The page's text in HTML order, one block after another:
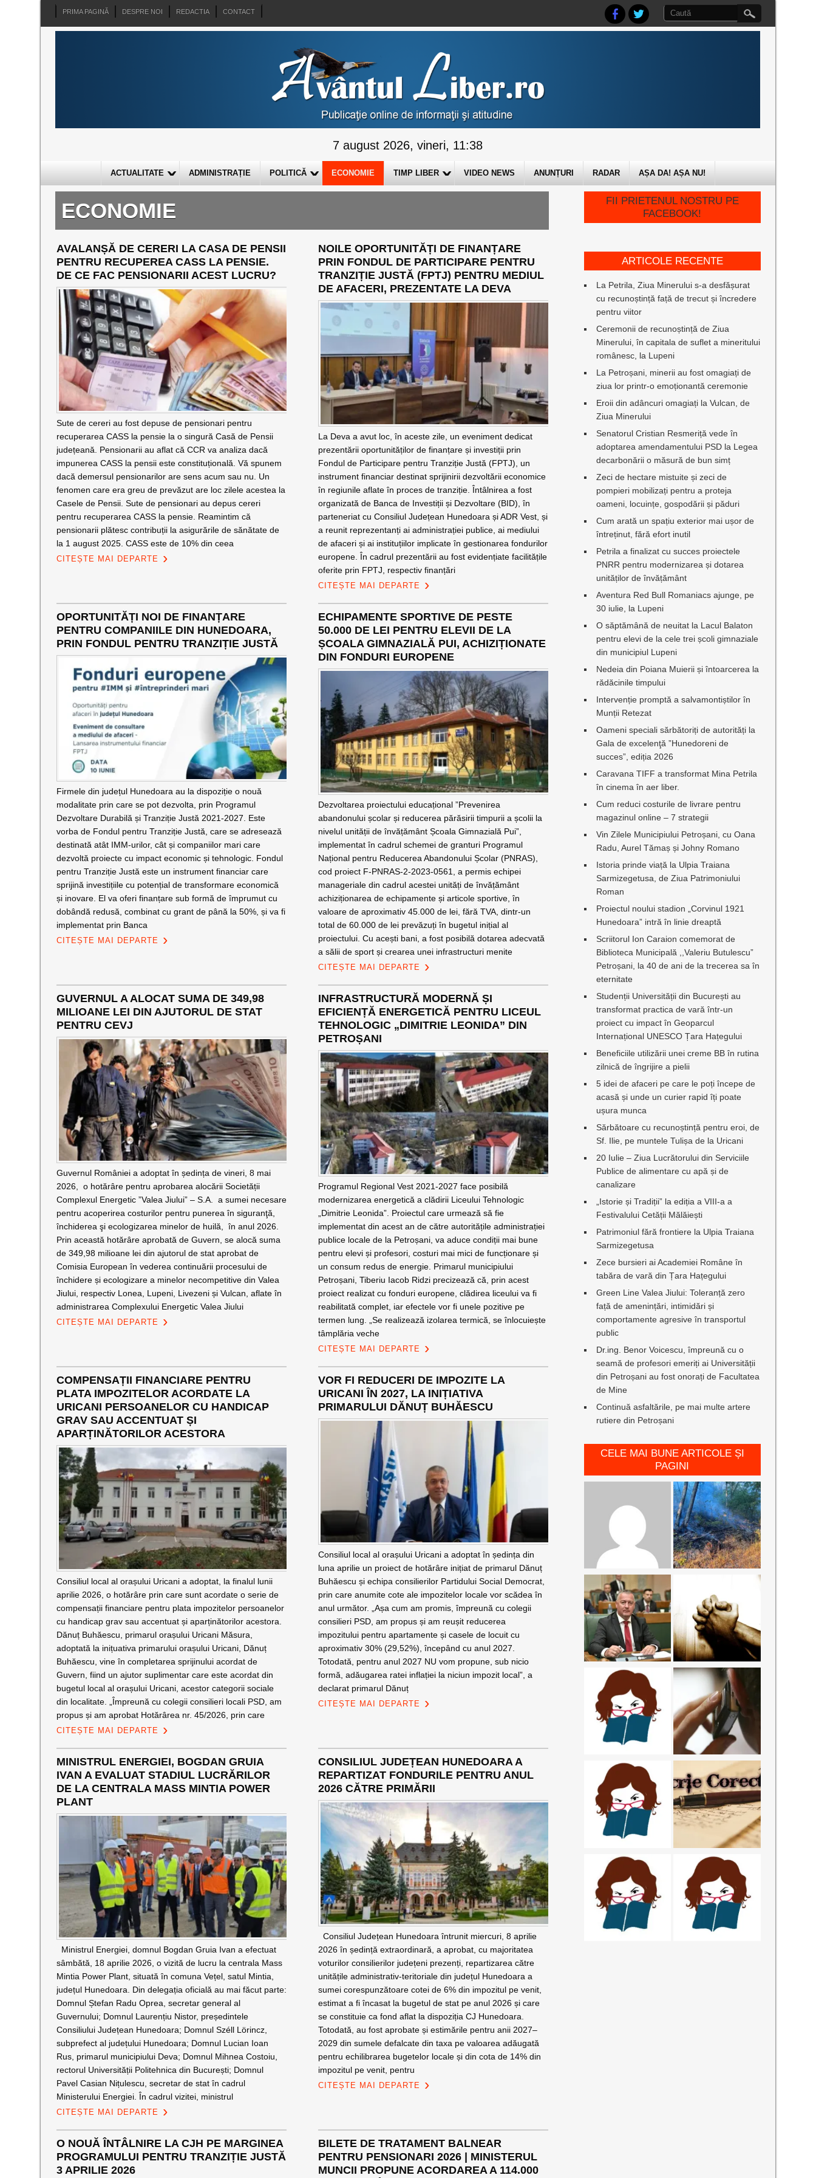
PRIMA PAGINĂ DESPRE NOI REDACTIA CONTACT
7 august 2026, vineri, 11:38
ACTUALITATE ADMINISTRAȚIE POLITICĂ ECONOMIE TIMP LIBER VIDEO NEWS ANUNȚURI RADAR AȘA DA! AȘA NU!
ECONOMIE
AVALANȘĂ DE CERERI LA CASA DE PENSII
PENTRU RECUPEREA CASS LA PENSIE.
DE CE FAC PENSIONARII ACEST LUCRU?
Sute de cereri au fost depuse de pensionari pentru
recuperarea CASS la pensie la o singură Casă de Pensii
județeană. Pensionarii au aflat că CCR va analiza dacă
impunerea CASS la pensii este constituțională. Vă spunem
dacă demersul pensionarilor are sens acum sau nu. Un
fenomen care era greu de prevăzut are loc zilele acestea la
Casele de Pensii. Sute de pensionari au depus cereri
pentru recuperarea CASS la pensie. Reamintim că
pensionarii plătesc contribuții la asigurările de sănătate de
la 1 august 2025. CASS este de 10% din ceea
CITEȘTE MAI DEPARTE
NOILE OPORTUNITĂȚI DE FINANȚARE
PRIN FONDUL DE PARTICIPARE PENTRU
TRANZIȚIE JUSTĂ (FPTJ) PENTRU MEDIUL
DE AFACERI, PREZENTATE LA DEVA
La Deva a avut loc, în aceste zile, un eveniment dedicat
prezentării oportunităților de finanțare și investiții prin
Fondul de Participare pentru Tranziție Justă (FPTJ), un
instrument financiar destinat sprijinirii dezvoltării economice
în regiunile aflate în proces de tranziție. Întâlnirea a fost
organizată de Banca de Investiții și Dezvoltare (BID), în
parteneriat cu Consiliul Județean Hunedoara și ADR Vest, și
a reunit reprezentanți ai administrației publice, ai mediului
de afaceri și ai instituțiilor implicate în gestionarea fondurilor
europene. În cadrul prezentării au fost evidențiate facilitățile
oferite prin FPTJ, respectiv finanțări
CITEȘTE MAI DEPARTE
OPORTUNITĂȚI NOI DE FINANȚARE
PENTRU COMPANIILE DIN HUNEDOARA,
PRIN FONDUL PENTRU TRANZIȚIE JUSTĂ
Firmele din județul Hunedoara au la dispoziție o nouă
modalitate prin care se pot dezvolta, prin Programul
Dezvoltare Durabilă și Tranziție Justă 2021-2027. Este
vorba de Fondul pentru Tranziție Justă, care se adresează
destinată atât IMM-urilor, cât și companiilor mari care
dezvoltă proiecte cu impact economic și tehnologic. Fondul
pentru Tranziție Justă este un instrument financiar care
sprijină investițiile cu potențial de transformare economică
și inovare. El va oferi finanțare sub formă de împrumut cu
dobândă redusă, combinat cu grant de până la 50%, și va fi
implementat prin Banca
CITEȘTE MAI DEPARTE
ECHIPAMENTE SPORTIVE DE PESTE
50.000 DE LEI PENTRU ELEVII DE LA
ȘCOALA GIMNAZIALĂ PUI, ACHIZIȚIONATE
DIN FONDURI EUROPENE
Dezvoltarea proiectului educațional ”Prevenirea
abandonului școlar și reducerea părăsirii timpurii a școlii la
nivelul unității de învățământ Școala Gimnazială Pui”,
implementat în cadrul schemei de granturi Programul
Național pentru Reducerea Abandonului Școlar (PNRAS),
cod proiect F-PNRAS-2-2023-0561, a permis echipei
manageriale din cadrul acestei unități de învățământ
achiziționarea de echipamente și articole sportive, în
valoare de aproximativ 45.000 de lei, fără TVA, dintr-un
total de 60.000 de lei prevăzuți în bugetul inițial al
proiectului. Cu acești bani, a fost posibilă dotarea adecvată
a sălii de sport și crearea unei infrastructuri menite
CITEȘTE MAI DEPARTE
GUVERNUL A ALOCAT SUMA DE 349,98
MILIOANE LEI DIN AJUTORUL DE STAT
PENTRU CEVJ
Guvernul României a adoptat în ședința de vineri, 8 mai
2026, o hotărâre pentru aprobarea alocării Societății
Complexul Energetic ”Valea Jiului” – S.A. a sumei necesare
pentru acoperirea costurilor pentru punerea în siguranţă,
închiderea şi ecologizarea minelor de huilă, în anul 2026.
Prin această hotărâre aprobată de Guvern, se alocă suma
de 349,98 milioane lei din ajutorul de stat aprobat de
Comisia European în vederea continuării procesului de
închidere și ecologizare a minelor necompetitive din Valea
Jiului, respectiv Lonea, Lupeni, Livezeni și Vulcan, aflate în
administrarea Complexului Energetic Valea Jiului
CITEȘTE MAI DEPARTE
INFRASTRUCTURĂ MODERNĂ ȘI
EFICIENȚĂ ENERGETICĂ PENTRU LICEUL
TEHNOLOGIC „DIMITRIE LEONIDA” DIN
PETROȘANI
Programul Regional Vest 2021-2027 face posibilă
modernizarea energetică a clădirii Liceului Tehnologic
„Dimitrie Leonida”. Proiectul care urmează să fie
implementat din acest an de către autoritățile administrației
publice locale de la Petroșani, va aduce condiții mai bune
pentru elevi și profesori, costuri mai mici de funcționare și
un consum redus de energie. Primarul municipiului
Petroșani, Tiberiu Iacob Ridzi precizează că, prin acest
proiect realizat cu fonduri europene, clădirea liceului va fi
reabilitată complet, iar efectele vor fi unele pozitive pe
termen lung. „Se realizează izolarea termică, se înlocuiește
tâmplăria veche
CITEȘTE MAI DEPARTE
COMPENSAȚII FINANCIARE PENTRU
PLATA IMPOZITELOR ACORDATE LA
URICANI PERSOANELOR CU HANDICAP
GRAV SAU ACCENTUAT ȘI
APARȚINĂTORILOR ACESTORA
Consiliul local al orașului Uricani a adoptat, la finalul lunii
aprilie 2026, o hotărâre prin care sunt acordate o serie de
compensații financiare pentru plata impozitelor persoanelor
cu handicap grav sau accentuat și aparținătorilor acestora.
Dănuț Buhăescu, primarul orașului Uricani Măsura,
adoptată la inițuativa primarului orașului Uricani, Dănuț
Buhăescu, vine în completarea sprijinului acordat de
Guvern, fiind un ajutor suplimentar care este acordat din
bugetul local al orașului Uricani, acestor categorii sociale
din localitate. „Împreună cu colegii consilieri locali PSD, am
propus și am aprobat Hotărârea nr. 45/2026, prin care
CITEȘTE MAI DEPARTE
VOR FI REDUCERI DE IMPOZITE LA
URICANI ÎN 2027, LA INIȚIATIVA
PRIMARULUI DĂNUȚ BUHĂESCU
Consiliul local al orașului Uricani a adoptat în ședința din
luna aprilie un proiect de hotărâre inițiat de primarul Dănuț
Buhăescu și echipa consilierilor Partidului Social Democrat,
prin care anumite cote ale impozitelor locale vor scădea în
anul următor. „Așa cum am promis, împreună cu colegii
consilieri PSD, am propus și am reușit reducerea
impozitului pentru apartamente și casele de locuit cu
aproximativ 30% (29,52%), începând cu anul 2027.
Totodată, pentru anul 2027 NU vom propune, sub nicio
formă, adăugarea ratei inflației la niciun impozit local”, a
declarat primarul Dănuț
CITEȘTE MAI DEPARTE
MINISTRUL ENERGIEI, BOGDAN GRUIA
IVAN A EVALUAT STADIUL LUCRĂRILOR
DE LA CENTRALA MASS MINTIA POWER
PLANT
Ministrul Energiei, domnul Bogdan Gruia Ivan a efectuat
sâmbătă, 18 aprilie 2026, o vizită de lucru la centrala Mass
Mintia Power Plant, situată în comuna Vețel, satul Mintia,
județul Hunedoara. Din delegația oficială au mai făcut parte:
Domnul Ștefan Radu Oprea, secretar general al
Guvernului; Domnul Laurențiu Nistor, președintele
Consiliului Județean Hunedoara; Domnul Széll Lörincz,
subprefect al județului Hunedoara; Domnul Lucian Ioan
Rus, primarul municipiului Deva; Domnul Mihnea Costoiu,
rectorul Universității Politehnica din București; Domnul
Pavel Casian Nițulescu, secretar de stat în cadrul
Ministerului Energiei. În cadrul vizitei, ministrul
CITEȘTE MAI DEPARTE
CONSILIUL JUDEȚEAN HUNEDOARA A
REPARTIZAT FONDURILE PENTRU ANUL
2026 CĂTRE PRIMĂRII
Consiliul Județean Hunedoara întrunit miercuri, 8 aprilie
2026 în ședință extraordinară, a aprobat, cu majoritatea
voturilor consilierilor județeni prezenți, repartizarea către
unitățile administrativ-teritoriale din județul Hunedoara a
sumei corespunzătoare cotei de 6% din impozitul pe venit,
estimat a fi încasat la bugetul de stat pe anul 2026 și care
se constituie ca fond aflat la dispoziția CJ Hunedoara.
Totodată, au fost aprobate și estimările pentru anii 2027–
2029 din sumele defalcate din taxa pe valoarea adăugată
pentru echilibrarea bugetelor locale și din cota de 14% din
impozitul pe venit, pentru
CITEȘTE MAI DEPARTE
O NOUĂ ÎNTÂLNIRE LA CJH PE MARGINEA
PROGRAMULUI PENTRU TRANZIȚIE JUSTĂ
3 APRILIE 2026
BILETE DE TRATAMENT BALNEAR
PENTRU PENSIONARI 2026 | MINISTERUL
MUNCII PROPUNE ACORDAREA A 114.000
FII PRIETENUL NOSTRU PE
FACEBOOK!
ARTICOLE RECENTE
La Petrila, Ziua Minerului s-a desfășurat
cu recunoștință față de trecut și încredere
pentru viitor
Ceremonii de recunoștință de Ziua
Minerului, în capitala de suflet a mineritului
românesc, la Lupeni
La Petroșani, minerii au fost omagiați de
ziua lor printr-o emoționantă ceremonie
Eroii din adâncuri omagiați la Vulcan, de
Ziua Minerului
Senatorul Cristian Resmeriță vede în
adoptarea amendamentului PSD la Legea
decarbonării o măsură de bun simț
Zeci de hectare mistuite și zeci de
pompieri mobilizați pentru a proteja
oameni, locuințe, gospodării și păduri
Cum arată un spațiu exterior mai ușor de
întreținut, fără efort inutil
Petrila a finalizat cu succes proiectele
PNRR pentru modernizarea și dotarea
unităților de învățământ
Aventura Red Bull Romaniacs ajunge, pe
30 iulie, la Lupeni
O săptămână de neuitat la Lacul Balaton
pentru elevi de la cele trei școli gimnaziale
din municipiul Lupeni
Nedeia din Poiana Muierii și întoarcerea la
rădăcinile timpului
Intervenție promptă a salvamontiștilor în
Munții Retezat
Oameni speciali sărbătoriți de autorități la
Gala de excelenţă ”Hunedoreni de
succes”, ediția 2026
Caravana TIFF a transformat Mina Petrila
în cinema în aer liber.
Cum reduci costurile de livrare pentru
magazinul online – 7 strategii
Vin Zilele Municipiului Petroșani, cu Oana
Radu, Aurel Tămaș și Johny Romano
Istoria prinde viață la Ulpia Traiana
Sarmizegetusa, de Ziua Patrimoniului
Roman
Proiectul noului stadion „Corvinul 1921
Hunedoara” intră în linie dreaptă
Scriitorul Ion Caraion comemorat de
Biblioteca Municipală ,,Valeriu Butulescu”
Petroșani, la 40 de ani de la trecerea sa în
eternitate
Studenții Universității din București au
transformat practica de vară într-un
proiect cu impact în Geoparcul
Internațional UNESCO Țara Hațegului
Beneficiile utilizării unei creme BB în rutina
zilnică de îngrijire a pielii
5 idei de afaceri pe care le poți începe de
acasă și unde un curier rapid îți poate
ușura munca
Sărbătoare cu recunoștință pentru eroi, de
Sf. Ilie, pe muntele Tulișa de la Uricani
20 Iulie – Ziua Lucrătorului din Serviciile
Publice de alimentare cu apă și de
canalizare
„Istorie și Tradiții” la ediția a VIII-a a
Festivalului Cetății Mălăiești
Patrimoniul fără frontiere la Ulpia Traiana
Sarmizegetusa
Zece bursieri ai Academiei Române în
tabăra de vară din Țara Hațegului
Green Line Valea Jiului: Toleranță zero
față de amenințări, intimidări și
comportamente agresive în transportul
public
Dr.ing. Benor Voicescu, împreună cu o
seamă de profesori emeriți ai Universității
din Petroșani au fost onorați de Facultatea
de Mine
Continuă asfaltările, pe mai multe artere
rutiere din Petroșani
CELE MAI BUNE ARTICOLE ȘI
PAGINI